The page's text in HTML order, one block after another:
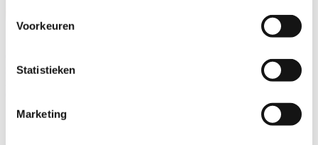
Voorkeuren
Statistieken
Marketing
meubel Novero 140cm/ nieuw
OPRUIMING Starfurn Dressoir
Madison Brown | 165 cm/